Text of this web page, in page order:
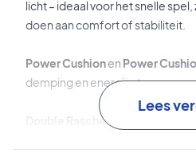
licht – ideaal voor het snelle
doen aan comfort of stabiliteit.
Power Cushionen Power
demping en energie-teruggave.
Double Raschel Mesh
is het
Lees